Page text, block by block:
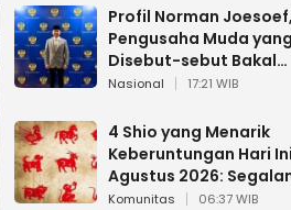
Profil Norman Joesoef,
Pengusaha Muda yang
Disebut-sebut Bakal
Dilantik Jadi
Nasional 17:21 WIB
4 Shio yang Menarik
Keberuntungan Hari
Agustus 2026:
Berjalan Lancar
Komunitas 06:37 WIB